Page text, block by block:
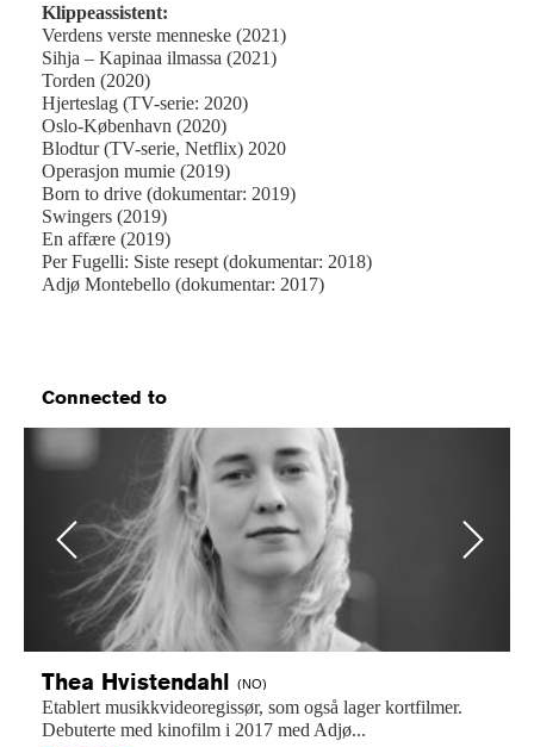
Klippeassistent:
Verdens verste menneske (2021)
Sihja – Kapinaa ilmassa (2021)
Torden (2020)
Hjerteslag (TV-serie: 2020)
Oslo-København (2020)
Blodtur (TV-serie, Netflix) 2020
Operasjon mumie (2019)
Born to drive (dokumentar: 2019)
Swingers (2019)
En affære (2019)
Per Fugelli: Siste resept (dokumentar: 2018)
Adjø Montebello (dokumentar: 2017)
Connected to
Previous
Thea Hvistendahl (NO)
Etablert musikkvideoregissør, som også lager kortfilmer.
Debuterte med kinofilm i 2017 med Adjø...
Next